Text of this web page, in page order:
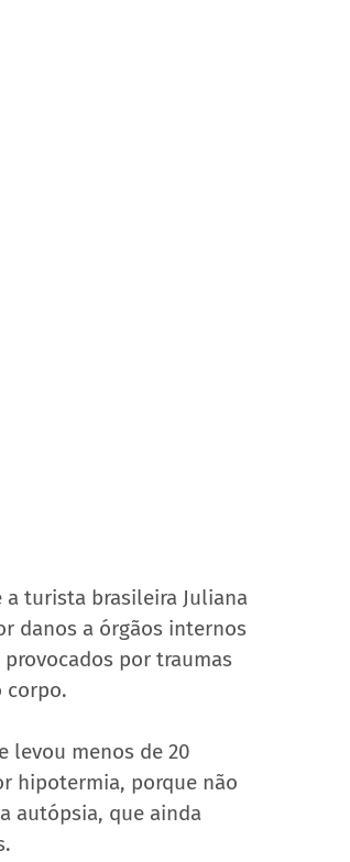
turista brasileira Juliana
danos a órgãos internos
por traumas
corpo.
levou menos de 20
hipotermia, porque não
autópsia, que ainda